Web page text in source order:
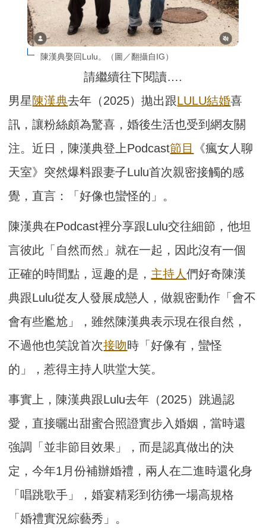
陳漢典娶回Lulu。（圖／翻攝自IG）
請繼續往下閱讀….
男星陳漢典去年（2025）拋出跟LULU結婚喜
訊，讓粉絲頗為驚喜，婚後生活也受到網友關
注。近日，陳漢典登上Podcast節目
《瘋女人聊
天室》突然爆料跟妻子Lulu首次親密接觸的感
覺，直言：「好像也蠻怪的」。
陳漢典在Podcast裡分享跟Lulu交往細節，他坦
言彼此「自然而然」就在一起，因此沒有一個
正確的時間點，逗趣的是， 主持人們好奇陳漢
典跟Lulu從友人發展成戀人，做親密動作「會不
會有些尷尬」，雖然陳漢典表示現在很自然，
不過他也笑說首次接吻時「好像有，蠻怪
的」，惹得主持人哄堂大笑。
事實上，陳漢典跟Lulu去年（2025）跳過認
愛，直接曬出甜蜜合照證實步入婚姻，當時還
強調「並非節目效果」，而是認真做出的決
定，今年1月份補辦婚禮，兩人在二進時還化身
「唱跳歌手」，婚宴精彩到彷彿一場高規格
「婚禮實況綜藝秀」。